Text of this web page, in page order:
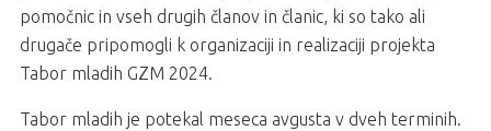
pomočnic in vseh drugih članov in članic, ki so tako ali
drugače pripomogli k organizaciji in realizaciji projekta
Tabor mladih GZM 2024.
Tabor mladih je potekal meseca avgusta v dveh terminih.